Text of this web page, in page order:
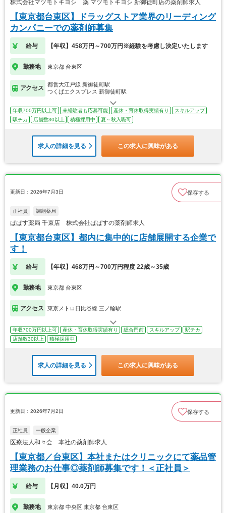
株式会社マツモトキヨシ 薬 マツモトキヨシ 新御徒町店の薬剤師求人
【東京都台東区】ドラッグストア業界のリーディング
カンパニーでの薬剤師募集
給与 【年収】458万円～700万円※経験を考慮し決定いたします
勤務地 東京都 台東区
アクセス
都営大江戸線 新御徒町駅
つくばエクスプレス 新御徒町駅
年収700万円以上可 未経験者も応募可能 産休・育休取得実績有り
スキルアップ
駅チカ
店舗数30以上 積極採用中 夏～秋入職可
求人の詳細を見る この求人に興味がある
更新日：2026年7月3日 保存する
正社員 調剤薬局
ぱぱす薬局 千束店 株式会社ぱぱすの薬剤師求人
【東京都台東区】都内に集中的に店舗展開する企業で
す！
給与 【年収】468万円～700万円程度 22歳～35歳
勤務地 東京都 台東区
アクセス 東京メトロ日比谷線 三ノ輪駅
年収700万円以上可 産休・育休取得実績有り 総合門前 スキルアップ
駅チカ
店舗数30以上
積極採用中
求人の詳細を見る この求人に興味がある
更新日：2026年7月2日 保存する
正社員 一般企業
医療法人和々会 本社の薬剤師求人
【東京都／台東区】本社またはクリニックにて薬品管
理業務のお仕事◎薬剤師募集です！＜正社員＞
給与 【月収】40.0万円
勤務地 東京都 中央区,東京都 台東区